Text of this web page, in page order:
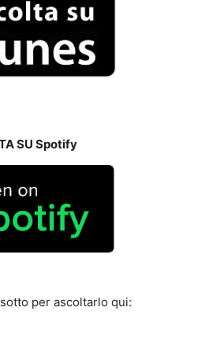
SU Spotify
per ascoltarlo qui: